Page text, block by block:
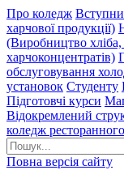
Про коледж
харчової продукції)
(Виробництво
харчоконцентратів)
обслуговування
установок Студенту
Підготовчі курси
Відокремлений
коледж
Повна версія сайту